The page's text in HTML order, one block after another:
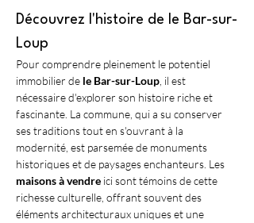
Découvrez l'histoire de le Bar-sur-
Loup
Pour comprendre pleinement le potentiel
immobilier de le Bar-sur-Loup , il est
nécessaire d'explorer son histoire riche et
fascinante. La commune, qui a su conserver
ses traditions tout en s'ouvrant à la
modernité, est parsemée de monuments
historiques et de paysages enchanteurs. Les
maisons à vendre ici sont témoins de cette
richesse culturelle, offrant souvent des
éléments architecturaux uniques et une